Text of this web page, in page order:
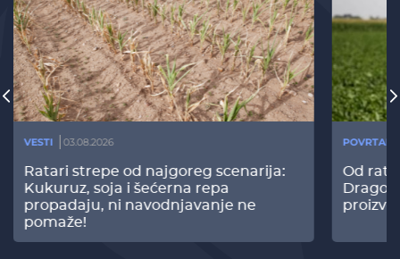
VESTI 03.08.2026
Ratari strepe od najgoreg scenarija:
Kukuruz, soja i šećerna repa
propadaju, ni navodnjavanje ne
pomaže!
Od